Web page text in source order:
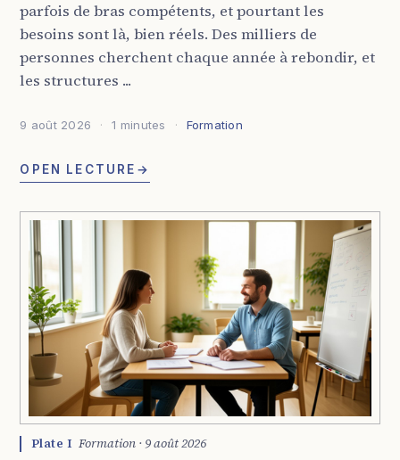
parfois de bras compétents, et pourtant les
besoins sont là, bien réels. Des milliers de
personnes cherchent chaque année à rebondir, et
les structures ...
9 août 2026 1 minutes Formation
OPEN LECTURE →
Plate I Formation · 9 août 2026